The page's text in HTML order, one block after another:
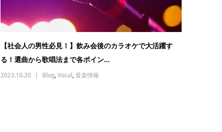
【社会人の男性必見！】飲み会後のカラオケで大活躍す
る！選曲から歌唱法まで各ポイン...
2023.10.20 Blog,Vocal,音楽情報